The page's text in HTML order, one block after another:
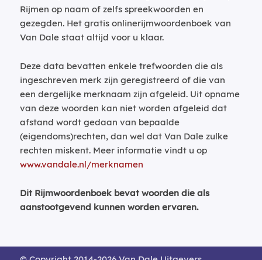
Rijmen op naam of zelfs spreekwoorden en
gezegden. Het gratis onlinerijmwoordenboek van
Van Dale staat altijd voor u klaar.
Deze data bevatten enkele trefwoorden die als
ingeschreven merk zijn geregistreerd of die van
een dergelijke merknaam zijn afgeleid. Uit opname
van deze woorden kan niet worden afgeleid dat
afstand wordt gedaan van bepaalde
(eigendoms)rechten, dan wel dat Van Dale zulke
rechten miskent. Meer informatie vindt u op
www.vandale.nl/merknamen
Dit Rijmwoordenboek bevat woorden die als
aanstootgevend kunnen worden ervaren.